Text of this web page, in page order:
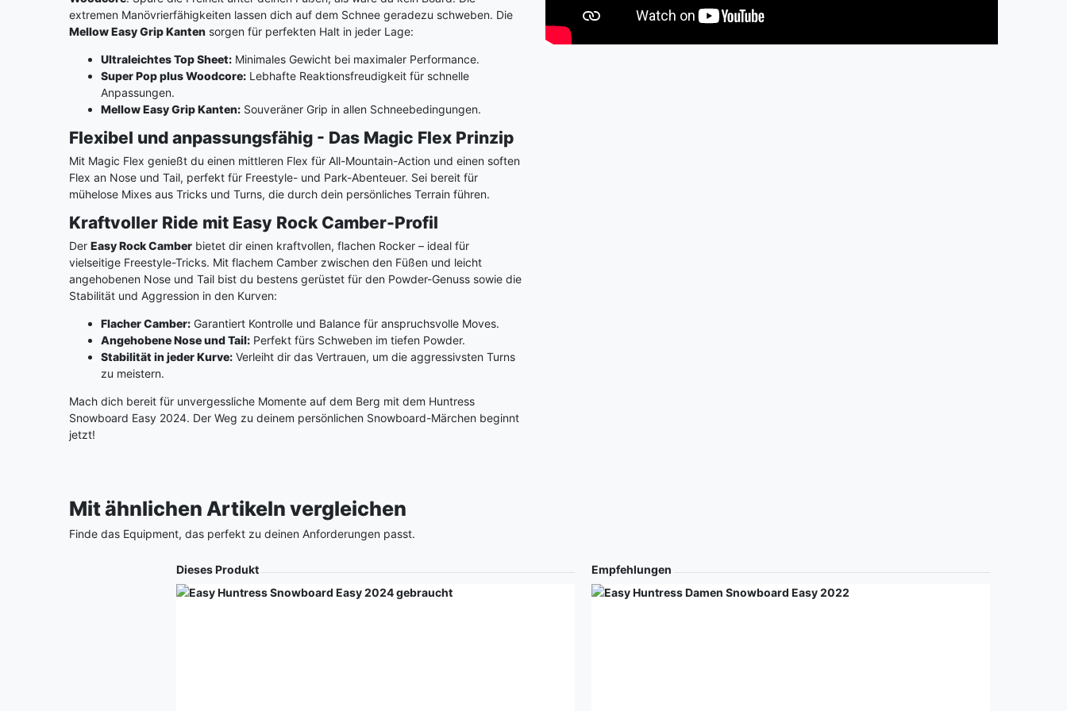
extremen Manövrierfähigkeiten lassen dich auf dem Schnee geradezu schweben. Die
Mellow Easy Grip Kanten sorgen für perfekten Halt in jeder Lage:
Ultraleichtes Top Sheet: Minimales Gewicht bei maximaler Performance.
Super Pop plus Woodcore: Lebhafte Reaktionsfreudigkeit für schnelle
Anpassungen.
Mellow Easy Grip Kanten: Souveräner Grip in allen Schneebedingungen.
Flexibel und anpassungsfähig - Das Magic Flex Prinzip
Mit Magic Flex genießt du einen mittleren Flex für All-Mountain-Action und einen soften
Flex an Nose und Tail, perfekt für Freestyle- und Park-Abenteuer. Sei bereit für
mühelose Mixes aus Tricks und Turns, die durch dein persönliches Terrain führen.
Kraftvoller Ride mit Easy Rock Camber-Profil
Der Easy Rock Camber bietet dir einen kraftvollen, flachen Rocker – ideal für
vielseitige Freestyle-Tricks. Mit flachem Camber zwischen den Füßen und leicht
angehobenen Nose und Tail bist du bestens gerüstet für den Powder-Genuss sowie die
Stabilität und Aggression in den Kurven:
Flacher Camber: Garantiert Kontrolle und Balance für anspruchsvolle Moves.
Angehobene Nose und Tail: Perfekt fürs Schweben im tiefen Powder.
Stabilität in jeder Kurve: Verleiht dir das Vertrauen, um die aggressivsten Turns
zu meistern.
Mach dich bereit für unvergessliche Momente auf dem Berg mit dem Huntress
Snowboard Easy 2024. Der Weg zu deinem persönlichen Snowboard-Märchen beginnt
jetzt!
Mit ähnlichen Artikeln vergleichen
Finde das Equipment, das perfekt zu deinen Anforderungen passt.
Dieses Produkt Empfehlungen